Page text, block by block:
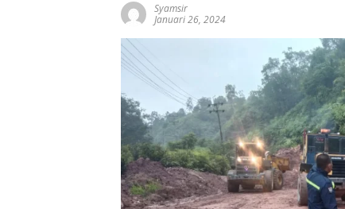
Syamsir
Januari 26, 2024